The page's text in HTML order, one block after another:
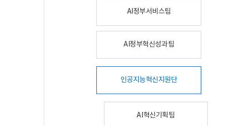
AI정부서비스팀
AI정부혁신성과팀
인공지능혁신지원단
AI혁신기획팀